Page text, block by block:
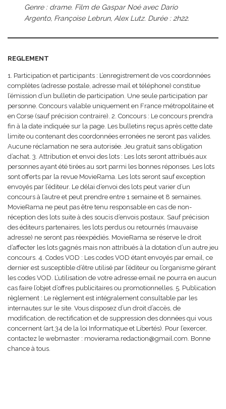
Genre : drame. Film de Gaspar Noé avec Dario
Argento, Françoise Lebrun, Alex Lutz. Durée : 2h22.
REGLEMENT
1. Participation et participants : L’enregistrement de vos coordonnées
complètes (adresse postale, adresse mail et téléphone) constitue
l’émission d’un bulletin de participation. Une seule participation par
personne. Concours valable uniquement en France métropolitaine et
en Corse (sauf précision contraire). 2. Concours : Le concours prendra
fin à la date indiquée sur la page. Les bulletins reçus après cette date
limite ou contenant des coordonnées erronées ne seront pas valides.
Aucune réclamation ne sera autorisée. Jeu gratuit sans obligation
d’achat. 3. Attribution et envoi des lots : Les lots seront attribués aux
personnes ayant été tirées au sort parmi les bonnes réponses. Les lots
sont offerts par la revue MovieRama. Les lots seront sauf exception
envoyés par l’éditeur. Le délai d’envoi des lots peut varier d’un
concours à l’autre et peut prendre entre 1 semaine et 8 semaines.
MovieRama ne peut pas être tenu responsable en cas de non-
réception des lots suite à des soucis d’envois postaux. Sauf précision
des éditeurs partenaires, les lots perdus ou retournés (mauvaise
adresse) ne seront pas réexpédiés. MovieRama se réserve le droit
d’affecter les lots gagnés mais non attribués à la dotation d’un autre jeu
concours. 4. Codes VOD : Les codes VOD étant envoyés par email, ce
dernier est susceptible d’être utilisé par l’éditeur ou l’organisme gérant
les codes VOD. L’utilisation de votre adresse email ne pourra en aucun
cas faire l’objet d’offres publicitaires ou promotionnelles. 5. Publication
règlement : Le règlement est intégralement consultable par les
internautes sur le site. Vous disposez d’un droit d’accès, de
modification, de rectification et de suppression des données qui vous
concernent (art.34 de la loi Informatique et Libertés). Pour l’exercer,
contactez le webmaster : movierama.redaction@gmail.com. Bonne
chance à tous.